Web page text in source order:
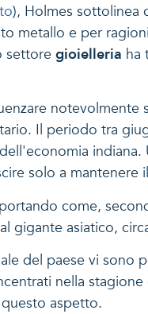
), Holmes sottolinea
metallo e per
settore gioielleria ha
Il periodo tra
solo a
come,
gigante asiatico,
del paese vi sono
nella
aspetto.